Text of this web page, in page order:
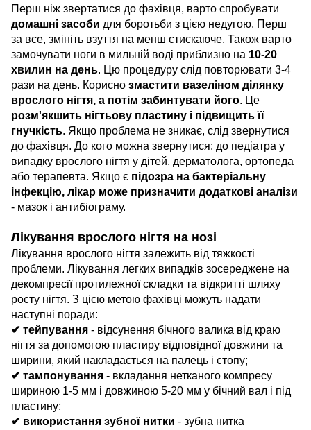
Перш ніж звертатися до фахівця, варто спробувати
домашні засоби для боротьби з цією недугою. Перш
за все, змініть взуття на менш стискаюче. Також варто
замочувати ноги в мильній воді приблизно на 10-20
хвилин на день. Цю процедуру слід повторювати 3-4
рази на день. Корисно змастити вазеліном ділянку
врослого нігтя, а потім забинтувати його. Це
розм'якшить нігтьову пластину і підвищить її
гнучкість. Якщо проблема не зникає, слід звернутися
до фахівця. До кого можна звернутися: до педіатра у
випадку врослого нігтя у дітей, дерматолога, ортопеда
або терапевта. Якщо є підозра на бактеріальну
інфекцію, лікар може призначити додаткові аналізи
- мазок і антибіограму.
Лікування врослого нігтя на нозі
Лікування врослого нігтя залежить від тяжкості
проблеми. Лікування легких випадків зосереджене на
декомпресії протилежної складки та відкритті шляху
росту нігтя. З цією метою фахівці можуть надати
наступні поради:
✔ тейпування - відсунення бічного валика від краю
нігтя за допомогою пластиру відповідної довжини та
ширини, який накладається на палець і стопу;
✔ тампонування - вкладання нетканого компресу
шириною 1-5 мм і довжиною 5-20 мм у бічний вал і під
пластину;
✔ використання зубної нитки - зубна нитка